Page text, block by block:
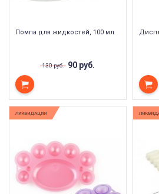
Помпа для жидкостей, 100 мл
130 руб. 90 руб.
ЛИКВИДАЦИЯ